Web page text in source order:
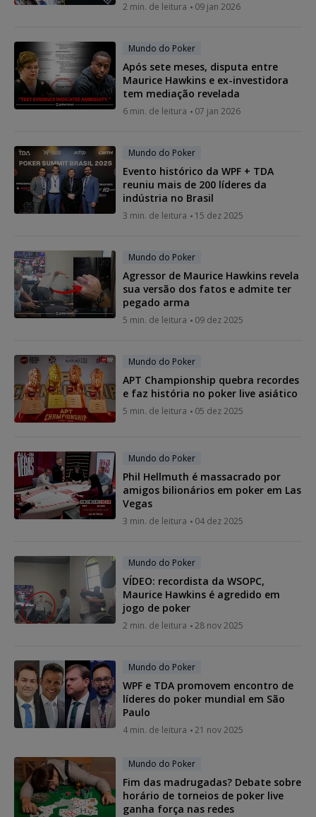
2 min. de leitura 09 jan 2026
Mundo do Poker
Após sete meses, disputa entre
Maurice Hawkins e ex-investidora
tem mediação revelada
6 min. de leitura 07 jan 2026
Mundo do Poker
Evento histórico da WPF + TDA
reuniu mais de 200 líderes da
indústria no Brasil
3 min. de leitura 15 dez 2025
Mundo do Poker
Agressor de Maurice Hawkins revela
sua versão dos fatos e admite ter
pegado arma
5 min. de leitura 09 dez 2025
Mundo do Poker
APT Championship quebra recordes
e faz história no poker live asiático
5 min. de leitura 05 dez 2025
Mundo do Poker
Phil Hellmuth é massacrado por
amigos bilionários em poker em Las
Vegas
3 min. de leitura 04 dez 2025
Mundo do Poker
VÍDEO: recordista da WSOPC,
Maurice Hawkins é agredido em
jogo de poker
2 min. de leitura 28 nov 2025
Mundo do Poker
WPF e TDA promovem encontro de
líderes do poker mundial em São
Paulo
4 min. de leitura 21 nov 2025
Mundo do Poker
Fim das madrugadas? Debate sobre
horário de torneios de poker live
ganha força nas redes